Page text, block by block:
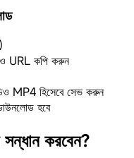
URL কপি করুন
MP4 হিসেবে সেভ করুন
হবে
সন্ধান করবেন?